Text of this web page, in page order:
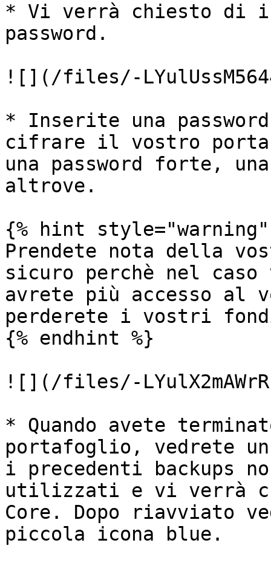
* Vi verrà chiesto di
password.
![](/files/-
* Inserite una
cifrare il vostro
una password forte,
altrove.
{% hint style="warning"
Prendete nota della
sicuro perchè nel
avrete più accesso al
perderete i vostri
{% endhint %}
![](/files/-
* Quando avete
portafoglio, vedrete
i precedenti backups
utilizzati e vi verrà
Core. Dopo riavviato
piccola icona blue.